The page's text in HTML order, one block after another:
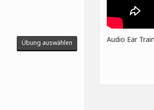
Übung auswählen Audio Ear